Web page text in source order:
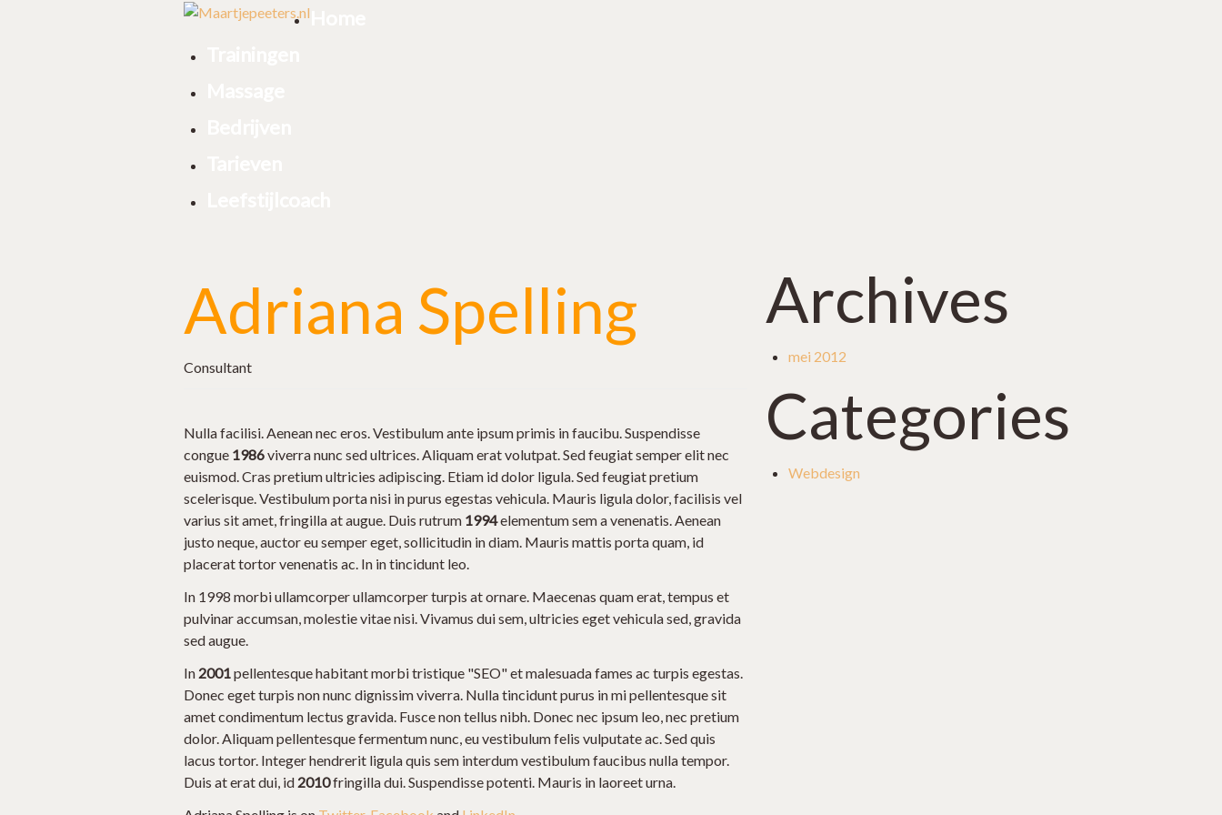
Adriana Spelling
Consultant
Nulla facilisi. Aenean nec eros. Vestibulum ante ipsum primis in faucibu. Suspendisse
congue 1986viverra nunc sed ultrices. Aliquam erat volutpat. Sed feugiat semper elit nec
euismod. Cras pretium ultricies adipiscing. Etiam id dolor ligula. Sed feugiat pretium
scelerisque. Vestibulum porta nisi in purus egestas vehicula. Mauris ligula dolor, facilisis vel
varius sit amet, fringilla at augue. Duis rutrum 1994elementum sem a venenatis. Aenean
justo neque, auctor eu semper eget, sollicitudin in diam. Mauris mattis porta quam, id
placerat tortor venenatis ac. In in tincidunt leo.
In 1998 morbi ullamcorper ullamcorper turpis at ornare. Maecenas quam erat, tempus et
pulvinar accumsan, molestie vitae nisi. Vivamus dui sem, ultricies eget vehicula sed, gravida
sed augue.
In 2001pellentesque habitant morbi tristique "SEO" et malesuada fames ac turpis egestas.
Donec eget turpis non nunc dignissim viverra. Nulla tincidunt purus in mi pellentesque sit
amet condimentum lectus gravida. Fusce non tellus nibh. Donec nec ipsum leo, nec pretium
dolor. Aliquam pellentesque fermentum nunc, eu vestibulum felis vulputate ac. Sed quis
lacus tortor. Integer hendrerit ligula quis sem interdum vestibulum faucibus nulla tempor.
Duis at erat dui, id 2010fringilla dui. Suspendisse potenti. Mauris in laoreet urna.
Archives
mei 2012
Categories
Webdesign